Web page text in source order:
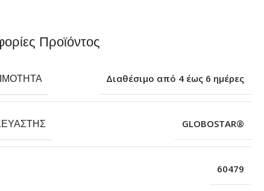
Προϊόντος
Διαθέσιμο από 4 έως 6 ημέρες
GLOBOSTAR®
60479